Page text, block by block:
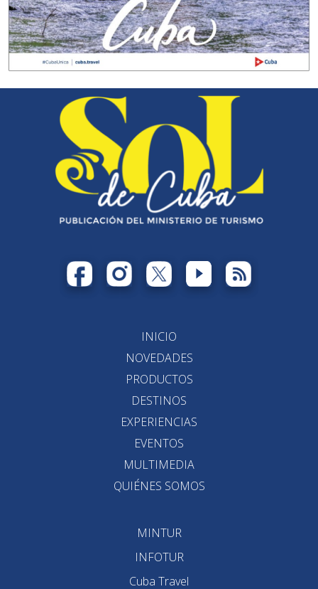
INICIO
NOVEDADES
PRODUCTOS
DESTINOS
EXPERIENCIAS
EVENTOS
MULTIMEDIA
QUIÉNES SOMOS
MINTUR
INFOTUR
Cuba Travel